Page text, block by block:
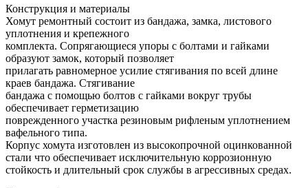
Конструкция и материалы
Хомут ремонтный состоит из бандажа, замка, листового
уплотнения и крепежного
комплекта. Сопрягающиеся упоры с болтами и гайками
образуют замок, который позволяет
прилагать равномерное усилие стягивания по всей длине
краев бандажа. Стягивание
бандажа с помощью болтов с гайками вокруг трубы
обеспечивает герметизацию
поврежденного участка резиновым рифленым уплотнением
вафельного типа.
Корпус хомута изготовлен из высокопрочной оцинкованной
стали что обеспечивает исключительную коррозионную
стойкость и длительный срок службы в агрессивных средах.